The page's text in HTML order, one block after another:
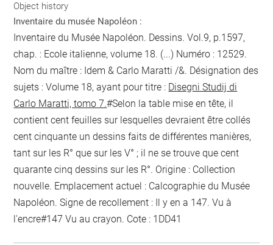
Object history
Inventaire du musée Napoléon :
Inventaire du Musée Napoléon. Dessins. Vol.9, p.1597,
chap. : Ecole italienne, volume 18. (...) Numéro : 12529.
Nom du maître : Idem & Carlo Maratti /&. Désignation des
sujets : Volume 18, ayant pour titre : Disegni Studij di
Carlo Maratti, tomo 7.#Selon la table mise en tête, il
contient cent feuilles sur lesquelles devraient être collés
cent cinquante un dessins faits de différentes manières,
tant sur les R° que sur les V° ; il ne se trouve que cent
quarante cinq dessins sur les R°. Origine : Collection
nouvelle. Emplacement actuel : Calcographie du Musée
Napoléon. Signe de recollement : Il y en a 147. Vu à
l'encre#147 Vu au crayon. Cote : 1DD41